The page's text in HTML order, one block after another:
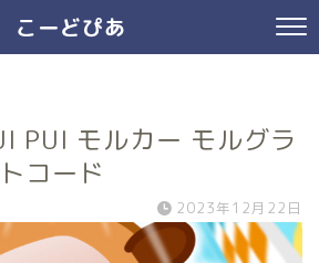
こーどぴあ
PUI モルカー モルグラ
コード
2023年12月22日